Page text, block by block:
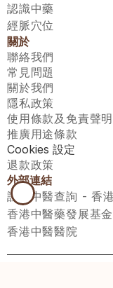
認識中藥
經脈穴位
關於
聯絡我們
常見問題
關於我們
隱私政策
使用條款及免責聲明
推廣用途條款
Cookies 設定
退款政策
外部連結
註冊中醫查詢 - 香
香港中醫藥發展基金
香港中醫醫院
醫師匯有限公司